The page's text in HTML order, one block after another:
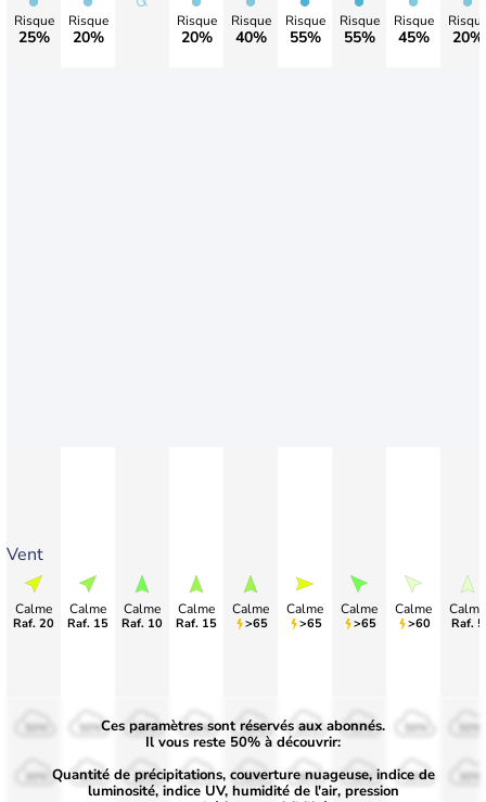
Vent
Risque
25%
Calme
Raf. 20
Risque
20%
Calme
Raf. 15
Calme
Raf. 10
Risque
20%
Calme
Raf. 15
Risque
40%
Calme
>65
Risque
55%
Calme
>65
Risque
55%
Calme
>65
Risque
45%
Calme
>60
20%
Calme
Raf. 5
50%
30%
50%
30%
50%
30%
50%
30%
50%
30%
50%
30%
50%
30%
Ces paramètres sont réservés aux abonnés.
Il vous reste 50% à découvrir:
Quantité de précipitations, couverture nuageuse, indice de
luminosité, indice UV, humidité de l'air, pression